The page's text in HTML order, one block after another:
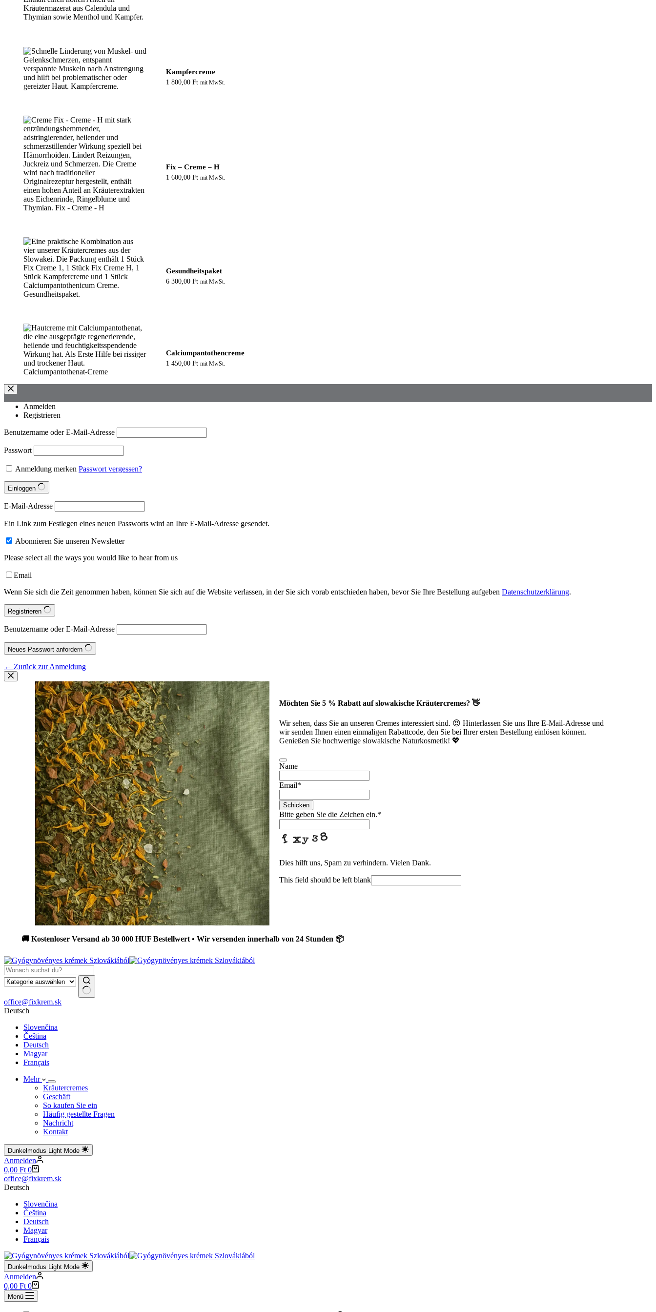
Kampfercreme
1 800,00 Ft mit MwSt.
Fix – Creme – H
1 600,00 Ft mit MwSt.
Gesundheitspaket
6 300,00 Ft mit MwSt.
Calciumpantothencreme
1 450,00 Ft mit MwSt.
Anmelden
Registrieren
Benutzername oder E-Mail-Adresse
Passwort
Anmeldung merken Passwort vergessen?
Einloggen
E-Mail-Adresse
Ein Link zum Festlegen eines neuen Passworts wird an Ihre E-Mail-Adresse gesendet.
Abonnieren Sie unseren Newsletter
Please select all the ways you would like to hear from us
Email
Wenn Sie sich die Zeit genommen haben, können Sie sich auf die Website verlassen, in der Sie sich vorab entschieden haben, bevor Sie Ihre Bestellung aufgeben Datenschutzerklärung.
Registrieren
Benutzername oder E-Mail-Adresse
Neues Passwort anfordern
← Zurück zur Anmeldung
Möchten Sie 5 % Rabatt auf slowakische Kräutercremes? 👋
Wir sehen, dass Sie an unseren Cremes interessiert sind. 😍 Hinterlassen Sie uns Ihre E-Mail-Adresse und
wir senden Ihnen einen einmaligen Rabattcode, den Sie bei Ihrer ersten Bestellung einlösen können.
Genießen Sie hochwertige slowakische Naturkosmetik! 💖
Name
Email*
Schicken
Bitte geben Sie die Zeichen ein.*
Dies hilft uns, Spam zu verhindern. Vielen Dank.
This field should be left blank
Kostenloser Versand ab 30 000 HUF Bestellwert • Wir versenden innerhalb von 24 Stunden 📦
Keine
Ergebnisse
office@fixkrem.sk
Deutsch
Slovenčina
Čeština
Deutsch
Magyar
Français
Mehr
Kräutercremes
Geschäft
So kaufen Sie ein
Häufig gestellte Fragen
Nachricht
Kontakt
Dunkelmodus Light Mode
Anmelden
Warenkorb
0,00 Ft 0
office@fixkrem.sk
Deutsch
Slovenčina
Čeština
Deutsch
Magyar
Français
Dunkelmodus Light Mode
Anmelden
Warenkorb
0,00 Ft 0
Menü